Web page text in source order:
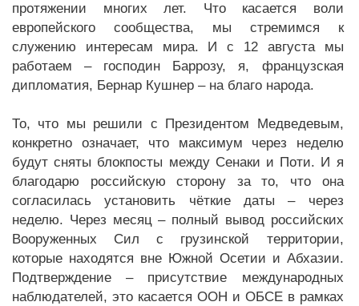
протяжении многих лет. Что касается воли
европейского сообщества, мы стремимся к
служению интересам мира. И с 12 августа мы
работаем – господин Баррозу, я, французская
дипломатия, Бернар Кушнер – на благо народа.
То, что мы решили с Президентом Медведевым,
конкретно означает, что максимум через неделю
будут сняты блокпосты между Сенаки и Поти. И я
благодарю российскую сторону за то, что она
согласилась установить чёткие даты – через
неделю. Через месяц – полный вывод российских
Вооруженных Сил с грузинской территории,
которые находятся вне Южной Осетии и Абхазии.
Подтверждение – присутствие международных
наблюдателей, это касается ООН и ОБСЕ в рамках